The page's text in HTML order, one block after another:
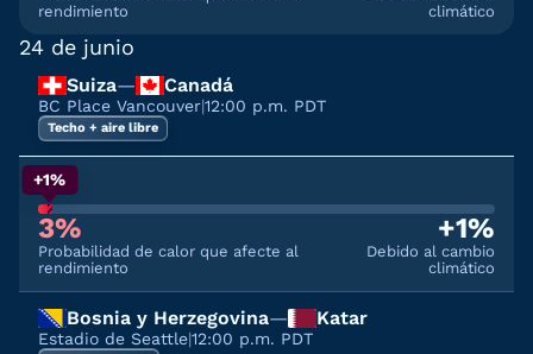
rendimiento
climático
24 de junio
Suiza— Canadá
BC Place Vancouver|12:00 p.m. PDT
Techo + aire libre
+1%
3%
Probabilidad de calor que afecte al
rendimiento
+1%
Debido al cambio
climático
Bosnia y Herzegovina— Katar
Estadio de Seattle|12:00 p.m. PDT